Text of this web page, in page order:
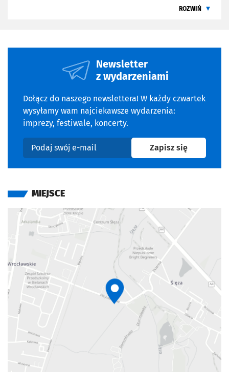
кровожерлив вампри та жахливий Санта Клаус.
ROZWIŃ
Newsletter
z wydarzeniami
Dołącz do naszego newslettera! W każdy czwartek
wysyłamy wam najciekawsze wydarzenia:
imprezy, festiwale, koncerty.
Podaj swój e-mail
Zapisz sięna
MIEJSCE